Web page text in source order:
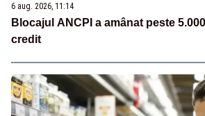
6 aug. 2026, 11:14
Blocajul ANCPI a amânat peste
credit